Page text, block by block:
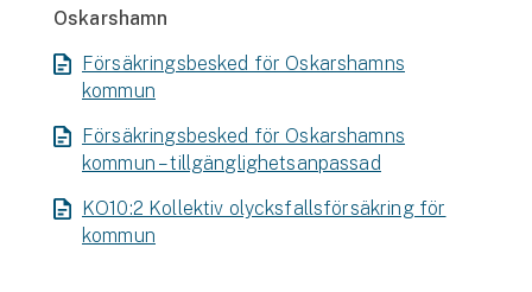
Oskarshamn
Försäkringsbesked för Oskarshamns
kommun
Försäkringsbesked för Oskarshamns
kommun – tillgänglighetsanpassad
KO10:2 Kollektiv olycksfallsförsäkring för
kommun